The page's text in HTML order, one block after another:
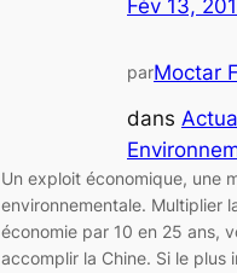
Fév 13,
parMoctar
dans
Un exploit économique, une
environnementale. Multiplier
économie par 10 en 25 ans,
accomplir la Chine. Si le